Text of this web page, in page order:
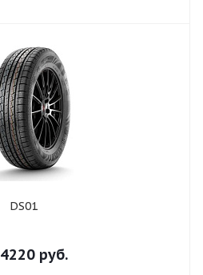
DS01
4220 руб.